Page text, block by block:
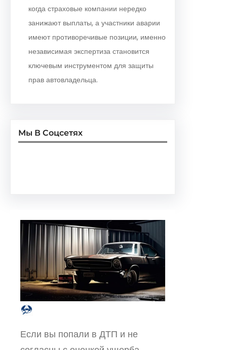
когда страховые компании нередко
занижают выплаты, а участники аварии
имеют противоречивые позиции, именно
независимая экспертиза становится
ключевым инструментом для защиты
прав автовладельца.
Мы В Соцсетях
Если вы попали в ДТП и не